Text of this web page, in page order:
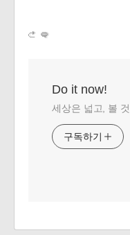
Do it now!
세상은 넓고, 볼
구독하기